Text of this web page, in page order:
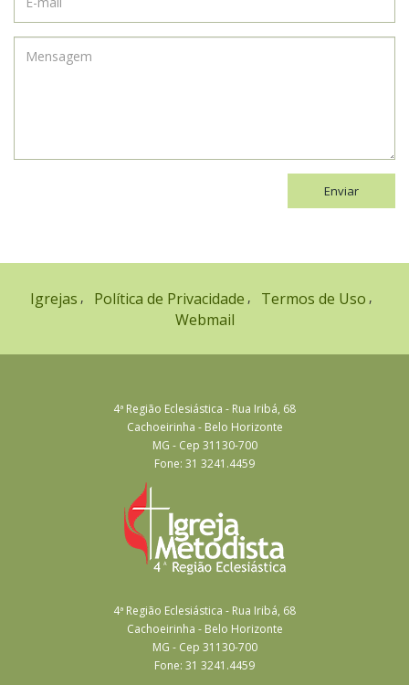
Enviar
Igrejas Política de Privacidade
Termos de Uso
Webmail
4ª Região Eclesiástica - Rua Iribá, 68
Cachoeirinha - Belo Horizonte
MG - Cep 31130-700
Fone: 31 3241.4459
4ª Região Eclesiástica - Rua Iribá, 68
Cachoeirinha - Belo Horizonte
MG - Cep 31130-700
Fone: 31 3241.4459